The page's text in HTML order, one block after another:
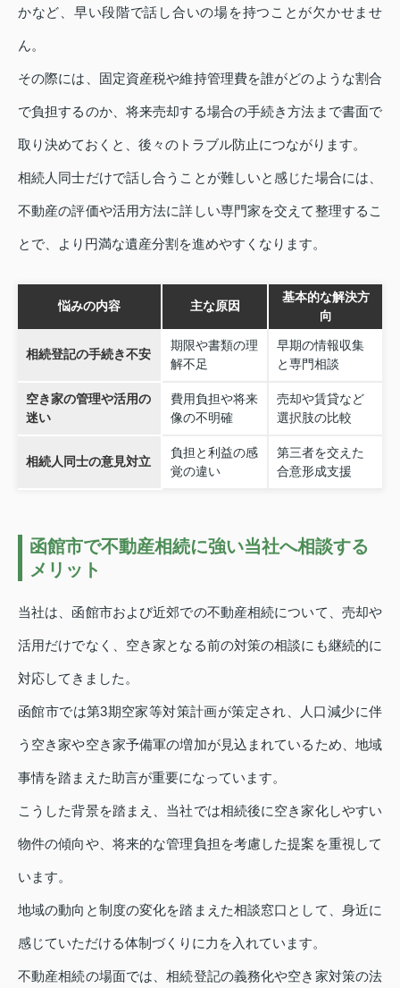
かなど、早い段階で話し合いの場を持つことが欠かせませ
ん。
その際には、固定資産税や維持管理費を誰がどのような割合
で負担するのか、将来売却する場合の手続き方法まで書面で
取り決めておくと、後々のトラブル防止につながります。
相続人同士だけで話し合うことが難しいと感じた場合には、
不動産の評価や活用方法に詳しい専門家を交えて整理するこ
とで、より円満な遺産分割を進めやすくなります。
悩みの内容 主な原因
基本的な解決方
向
相続登記の手続き不安
期限や書類の理
解不足
早期の情報収集
と専門相談
空き家の管理や活用の
迷い
費用負担や将来
像の不明確
売却や賃貸など
選択肢の比較
相続人同士の意見対立
負担と利益の感
覚の違い
第三者を交えた
合意形成支援
函館市で不動産相続に強い当社へ相談する
メリット
当社は、函館市および近郊での不動産相続について、売却や
活用だけでなく、空き家となる前の対策の相談にも継続的に
対応してきました。
函館市では第3期空家等対策計画が策定され、人口減少に伴
う空き家や空き家予備軍の増加が見込まれているため、地域
事情を踏まえた助言が重要になっています。
こうした背景を踏まえ、当社では相続後に空き家化しやすい
物件の傾向や、将来的な管理負担を考慮した提案を重視して
います。
地域の動向と制度の変化を踏まえた相談窓口として、身近に
感じていただける体制づくりに力を入れています。
不動産相続の場面では、相続登記の義務化や空き家対策の法